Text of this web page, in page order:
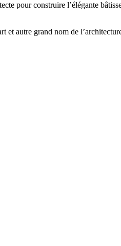
pour construire l’élégante
autre grand nom de